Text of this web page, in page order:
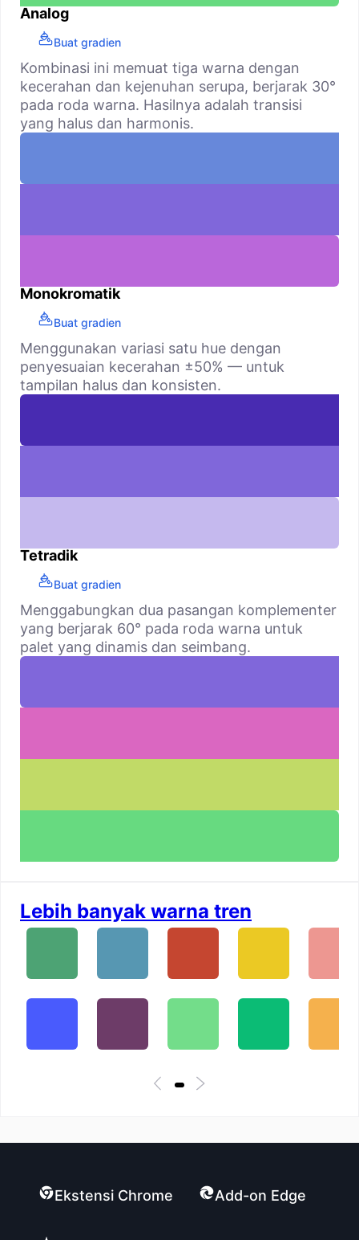
Analog
Buat gradien
Kombinasi ini memuat tiga warna dengan
kecerahan dan kejenuhan serupa, berjarak 30°
pada roda warna. Hasilnya adalah transisi
yang halus dan harmonis.
Monokromatik
Buat gradien
Menggunakan variasi satu hue dengan
penyesuaian kecerahan ±50% — untuk
tampilan halus dan konsisten.
Tetradik
Buat gradien
Menggabungkan dua pasangan komplementer
yang berjarak 60° pada roda warna untuk
palet yang dinamis dan seimbang.
Lebih banyak warna tren
Ekstensi Chrome Add-on Edge